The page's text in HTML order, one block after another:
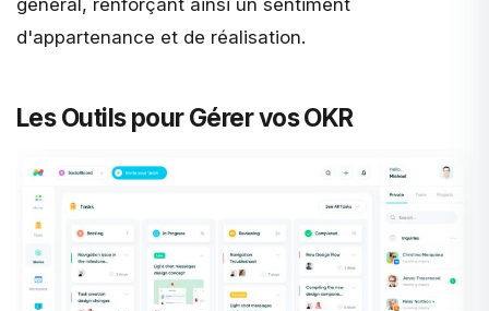
général, renforçant ainsi un sentiment
d'appartenance et de réalisation.
Les Outils pour Gérer vos OKR